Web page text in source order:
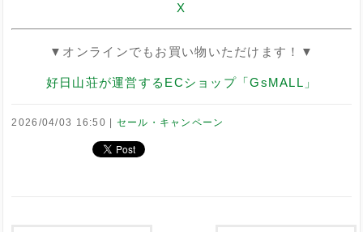
X
▼オンラインでもお買い物いただけます！▼
好日山荘が運営するECショップ「GsMALL」
2026/04/03 16:50 セール・キャンペーン